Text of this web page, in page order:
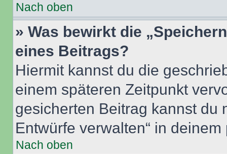
Nach oben
» Was bewirkt die
eines Beitrags?
Hiermit kannst du die
einem späteren Zeitpunkt
gesicherten Beitrag kannst du
Entwürfe verwalten“ in
Nach oben